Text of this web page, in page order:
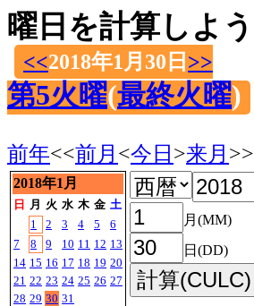
曜日を計算しよう
<<2018年1月30日 >>
第5火曜(最終火曜)
前年<<前月 <今日 >来月 >>
2018年1月
日 月 火 水 木 金 土
1
2 3 4 5
6
7
8 9 10 11 12 13
14 15 16 17 18 19 20
21 22 23 24 25 26 27
28 29 30 31
月(MM)
日(DD)